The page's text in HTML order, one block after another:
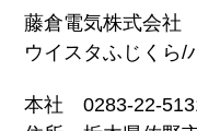
藤倉電気株式会社
ウイスタふじくら/
本社 0283-22-